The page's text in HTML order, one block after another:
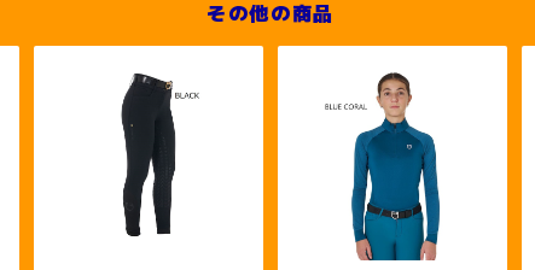
その他の商品